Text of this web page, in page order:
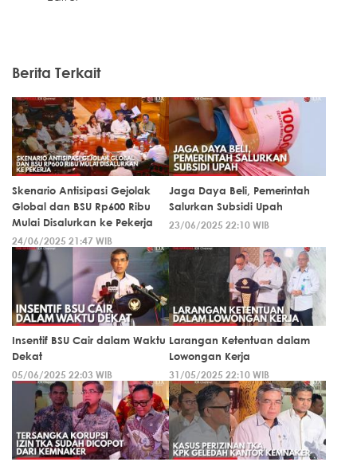
Berita Terkait
Skenario Antisipasi Gejolak
Global dan BSU Rp600 Ribu
Mulai Disalurkan ke Pekerja
24/06/2025 21:47 WIB
Jaga Daya Beli, Pemerintah
Salurkan Subsidi Upah
23/06/2025 22:10 WIB
Insentif BSU Cair dalam Waktu
Dekat
05/06/2025 22:03 WIB
Larangan Ketentuan dalam
Lowongan Kerja
31/05/2025 22:10 WIB